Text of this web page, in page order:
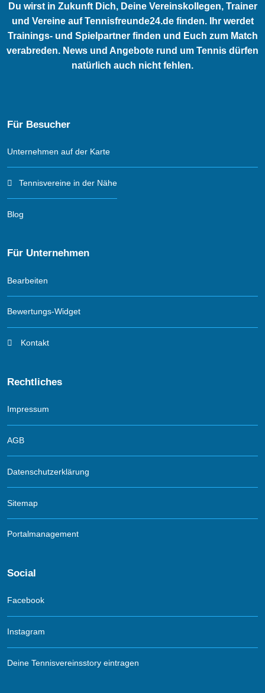
Du wirst in Zukunft Dich, Deine Vereinskollegen, Trainer
und Vereine auf Tennisfreunde24.de finden. Ihr werdet
Trainings- und Spielpartner finden und Euch zum Match
verabreden. News und Angebote rund um Tennis dürfen
natürlich auch nicht fehlen.
Für Besucher
Unternehmen auf der Karte
Tennisvereine in der Nähe
Blog
Für Unternehmen
Bearbeiten
Bewertungs-Widget
Kontakt
Rechtliches
Impressum
AGB
Datenschutzerklärung
Sitemap
Portalmanagement
Social
Facebook
Instagram
Deine Tennisvereinsstory eintragen